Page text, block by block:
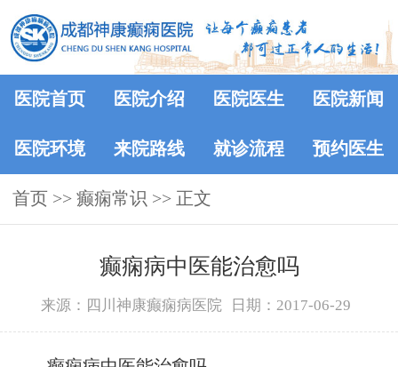
医院首页 医院介绍 医院医生 医院新闻
医院环境 来院路线 就诊流程 预约医生
首页 >> 癫痫常识 >> 正文
癫痫病中医能治愈吗
来源：四川神康癫痫病医院 日期：2017-06-29